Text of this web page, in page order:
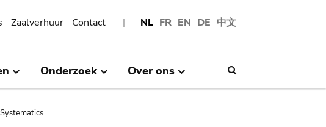
NL FR EN DE 中文
Zaalverhuur Contact
Onderzoek Over ons